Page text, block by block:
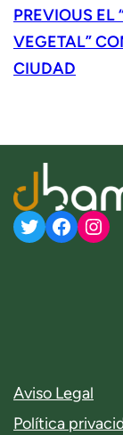
PREVIOUS EL
VEGETAL”
CIUDAD
Twitter Facebook Instagram
Aviso Legal
Política